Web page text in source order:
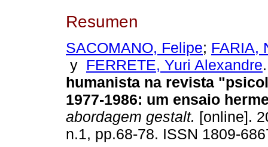
Resumen
SACOMANO, Felipe; FARIA,
y FERRETE, Yuri Alexandre.
humanista na revista
1977-1986: um ensaio
abordagem gestalt. [online].
n.1, pp.68-78. ISSN 1809-